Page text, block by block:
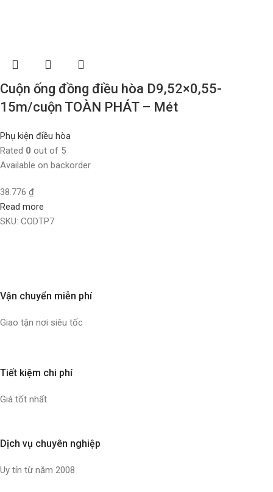
Cuộn ống đồng điều hòa D9,52×0,55-
15m/cuộn TOÀN PHÁT – Mét
Phụ kiện điều hòa
Rated 0 out of 5
Available on backorder
38.776 ₫
Read more
SKU: CODTP7
Vận chuyển miễn phí
Giao tận nơi siêu tốc
Tiết kiệm chi phí
Giá tốt nhất
Dịch vụ chuyên nghiệp
Uy tín từ năm 2008